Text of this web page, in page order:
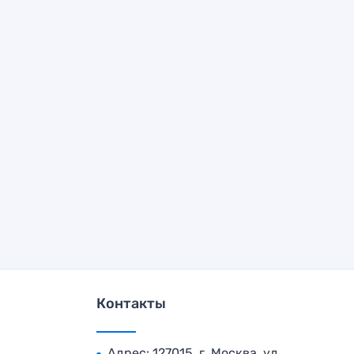
Контакты